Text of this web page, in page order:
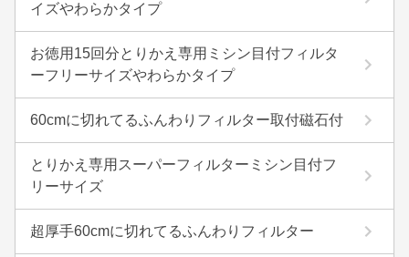
イズやわらかタイプ
お徳用15回分とりかえ専用ミシン目付フィルタ
ーフリーサイズやわらかタイプ
60cmに切れてるふんわりフィルター取付磁石付
とりかえ専用スーパーフィルターミシン目付フ
リーサイズ
超厚手60cmに切れてるふんわりフィルター